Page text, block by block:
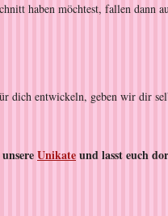
haben möchtest, fallen dann
dich entwickeln, geben wir dir
Unikateund lasst euch